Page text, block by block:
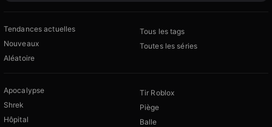
Tendances actuelles
Nouveaux
Aléatoire
Tous les tags
Toutes les séries
Apocalypse
Shrek
Hôpital
Tir Roblox
Piège
Balle